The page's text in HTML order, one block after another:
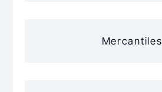
Mercantiles